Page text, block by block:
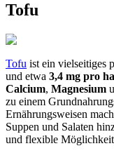
Tofu
Tofu ist ein vielseitiges
und etwa 3,4 mg pro
Calcium, Magnesium
zu einem
Ernährungsweisen
Suppen und Salaten
und flexible